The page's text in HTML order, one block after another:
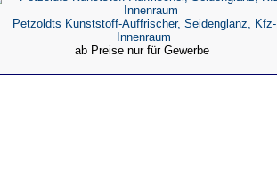
Petzoldts Kunststoff-Auffrischer, Seidenglanz, Kfz-
Innenraum
ab Preise nur für Gewerbe